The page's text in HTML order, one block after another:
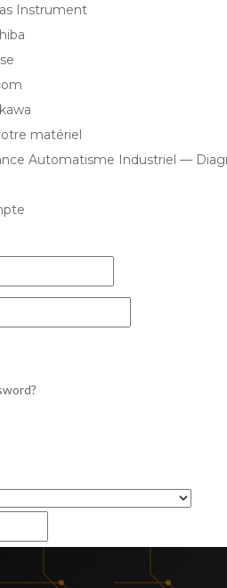
Instrument
matériel
Automatisme Industriel —